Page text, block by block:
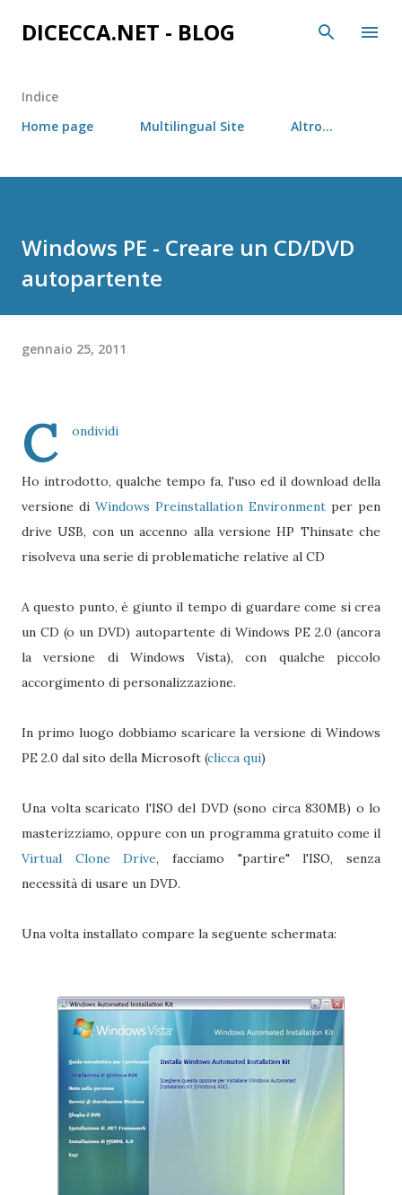
Passa ai contenuti principali
DICECCA.NET - BLOG
Indice
Home page
Multilingual Site Altro…
Windows PE - Creare un CD/DVD
autopartente
gennaio 25, 2011
C ondividi
Ho introdotto, qualche tempo fa, l'uso ed il download della
versione di Windows Preinstallation Environment per pen
drive USB, con un accenno alla versione HP Thinsate che
risolveva una serie di problematiche relative al CD
A questo punto, è giunto il tempo di guardare come si crea
un CD (o un DVD) autopartente di Windows PE 2.0 (ancora
la versione di Windows Vista), con qualche piccolo
accorgimento di personalizzazione.
In primo luogo dobbiamo scaricare la versione di Windows
PE 2.0 dal sito della Microsoft (clicca qui)
Una volta scaricato l'ISO del DVD (sono circa 830MB) o lo
masterizziamo, oppure con un programma gratuito come il
Virtual Clone Drive, facciamo "partire" l'ISO, senza
necessità di usare un DVD.
Una volta installato compare la seguente schermata: